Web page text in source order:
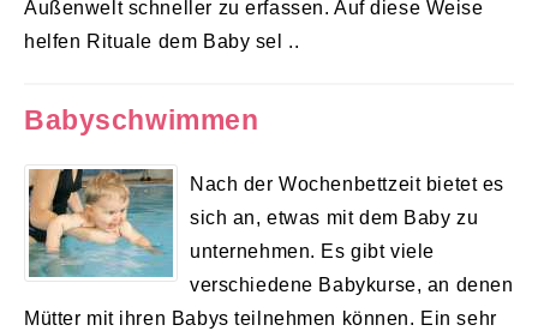
Außenwelt schneller zu erfassen. Auf diese Weise
helfen Rituale dem Baby sel ..
Babyschwimmen
Nach der Wochenbettzeit bietet es
sich an, etwas mit dem Baby zu
unternehmen. Es gibt viele
verschiedene Babykurse, an denen
Mütter mit ihren Babys teilnehmen können. Ein sehr